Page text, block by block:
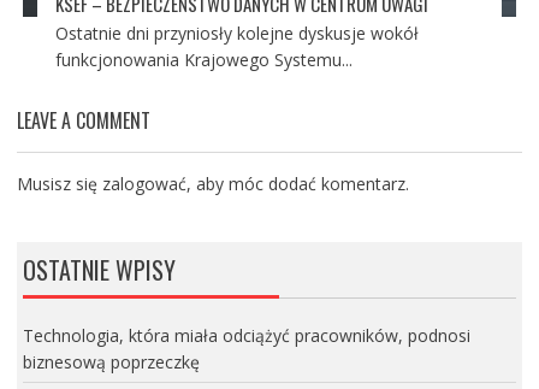
Ostatnie dni przyniosły kolejne dyskusje wokół
funkcjonowania Krajowego Systemu...
LEAVE A COMMENT
Musisz się zalogować, aby móc dodać komentarz.
OSTATNIE WPISY
Technologia, która miała odciążyć pracowników, podnosi
biznesową poprzeczkę